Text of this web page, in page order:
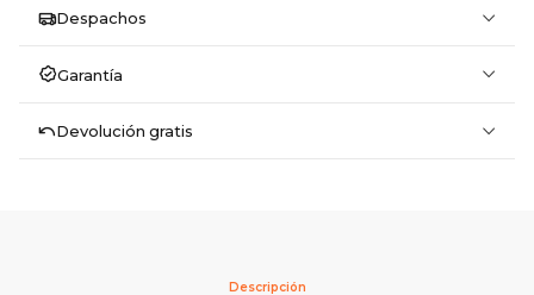
Despachos
Garantía
Devolución gratis
Descripción